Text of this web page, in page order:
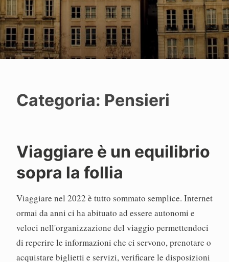
Categoria: Pensieri
Viaggiare è un equilibrio
sopra la follia
Viaggiare nel 2022 è tutto sommato semplice. Internet
ormai da anni ci ha abituato ad essere autonomi e
veloci nell'organizzazione del viaggio permettendoci
di reperire le informazioni che ci servono, prenotare o
acquistare biglietti e servizi, verificare le disposizioni
a
l